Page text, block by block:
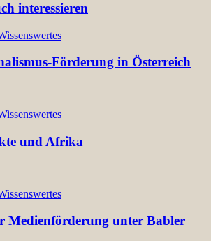
interessieren
Förderung in Österreich
und Afrika
Medienförderung unter Babler